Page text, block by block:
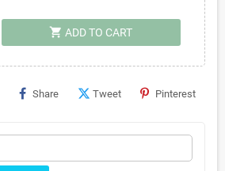
shopping_cart ADD TO CART
Share Tweet Pinterest